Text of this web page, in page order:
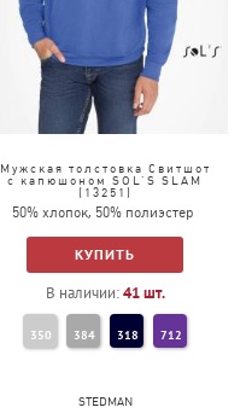
Мужская толстовка Свитшот
с капюшоном SOL’S SLAM
(13251)
50% хлопок, 50% полиэстер
КУПИТЬ
В наличии:41шт.
350 384 318 712
STEDMAN